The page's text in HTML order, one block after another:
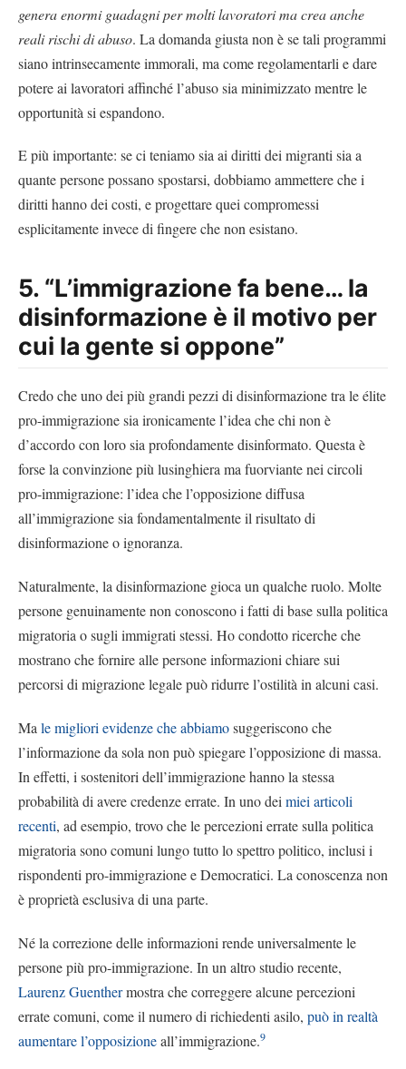
genera enormi guadagni per molti lavoratori ma crea anche
reali rischi di abuso. La domanda giusta non è se tali programmi
siano intrinsecamente immorali, ma come regolamentarli e dare
potere ai lavoratori affinché l’abuso sia minimizzato mentre le
opportunità si espandono.
E più importante: se ci teniamo sia ai diritti dei migranti sia a
quante persone possano spostarsi, dobbiamo ammettere che i
diritti hanno dei costi, e progettare quei compromessi
esplicitamente invece di fingere che non esistano.
5. “L’immigrazione fa bene… la
disinformazione è il motivo per
cui la gente si oppone”
Credo che uno dei più grandi pezzi di disinformazione tra le élite
pro-immigrazione sia ironicamente l’idea che chi non è
d’accordo con loro sia profondamente disinformato. Questa è
forse la convinzione più lusinghiera ma fuorviante nei circoli
pro-immigrazione: l’idea che l’opposizione diffusa
all’immigrazione sia fondamentalmente il risultato di
disinformazione o ignoranza.
Naturalmente, la disinformazione gioca un qualche ruolo. Molte
persone genuinamente non conoscono i fatti di base sulla politica
migratoria o sugli immigrati stessi. Ho condotto ricerche che
mostrano che fornire alle persone informazioni chiare sui
percorsi di migrazione legale può ridurre l’ostilità in alcuni casi.
Ma le migliori evidenze che abbiamosuggeriscono che
l’informazione da sola non può spiegare l’opposizione di massa.
In effetti, i sostenitori dell’immigrazione hanno la stessa
probabilità di avere credenze errate. In uno dei miei articoli
recenti, ad esempio, trovo che le percezioni errate sulla politica
migratoria sono comuni lungo tutto lo spettro politico, inclusi i
rispondenti pro-immigrazione e Democratici. La conoscenza non
è proprietà esclusiva di una parte.
Né la correzione delle informazioni rende universalmente le
persone più pro-immigrazione. In un altro studio recente,
Laurenz Guenthermostra che correggere alcune percezioni
errate comuni, come il numero di richiedenti asilo, può in realtà
aumentare l’opposizioneall’immigrazione.9